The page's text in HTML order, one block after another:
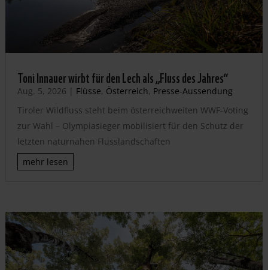
Toni Innauer wirbt für den Lech als „Fluss des Jahres“
Aug. 5, 2026 | Flüsse, Österreich, Presse-Aussendung
Tiroler Wildfluss steht beim österreichweiten WWF-Voting
zur Wahl – Olympiasieger mobilisiert für den Schutz der
letzten naturnahen Flusslandschaften
mehr lesen